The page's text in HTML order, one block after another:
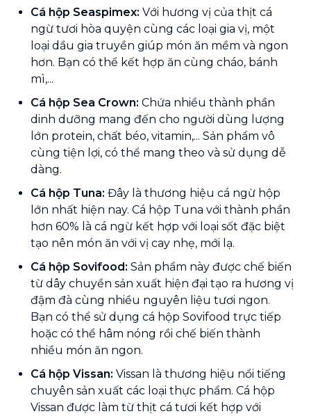
Cá hộp Seaspimex: Với hương vị của thịt cá
ngừ tươi hòa quyện cùng các loại gia vị, một
loại dầu gia truyền giúp món ăn mềm và ngon
hơn. Bạn có thể kết hợp ăn cùng cháo, bánh
mì,...
Cá hộp Sea Crown: Chứa nhiều thành phần
dinh dưỡng mang đến cho người dùng lượng
lớn protein, chất béo, vitamin,... Sản phẩm vô
cùng tiện lợi, có thể mang theo và sử dụng dễ
dàng.
Cá hộp Tuna: Đây là thương hiệu cá ngừ hộp
lớn nhất hiện nay. Cá hộp Tuna với thành phần
hơn 60% là cá ngừ kết hợp với loại sốt đặc biệt
tạo nên món ăn với vị cay nhẹ, mới lạ.
Cá hộp Sovifood: Sản phẩm này được chế biến
từ dây chuyền sản xuất hiện đại tạo ra hương vị
đậm đà cùng nhiều nguyên liệu tươi ngon.
Bạn có thể sử dụng cá hộp Sovifood trực tiếp
hoặc có thể hâm nóng rồi chế biến thành
nhiều món ăn ngon.
Cá hộp Vissan: Vissan là thương hiệu nổi tiếng
chuyên sản xuất các loại thực phẩm. Cá hộp
Vissan được làm từ thịt cá tươi kết hợp với